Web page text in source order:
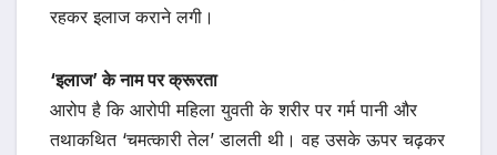
रहकर इलाज कराने लगी।
‘इलाज’ के नाम पर क्रूरता
आरोप है कि आरोपी महिला युवती के शरीर पर गर्म पानी और
तथाकथित ‘चमत्कारी तेल’ डालती थी। वह उसके ऊपर चढ़कर